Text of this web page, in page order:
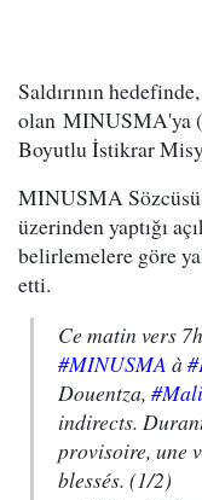
Saldırının
olan MINUSMA'ya
Boyutlu İstikrar
MINUSMA
üzerinden yaptığı
belirlemelere göre
etti.
Ce matin vers
#MINUSMA à
Douentza, #Mali
indirects.
provisoire, une
blessés. (1/2)